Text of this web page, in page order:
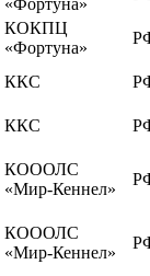
«Фортуна»
КОКПЦ
«Фортуна»
ККС
ККС
КОООЛС
«Мир-Кеннел»
КОООЛС
«Мир-Кеннел»